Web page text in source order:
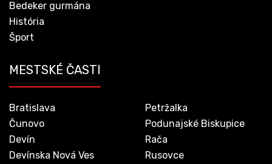
Bedeker gurmána
História
Šport
MESTSKÉ ČASTI
Bratislava
Čunovo
Devín
Devínska Nová Ves
Petržalka
Podunajské Biskupice
Rača
Rusovce